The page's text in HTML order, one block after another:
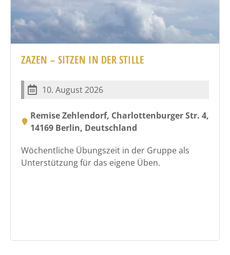
ZAZEN – SITZEN IN DER STILLE
10. August 2026
Remise Zehlendorf, Charlottenburger Str. 4,
14169 Berlin, Deutschland
Wöchentliche Übungszeit in der Gruppe als
Unterstützung für das eigene Üben.